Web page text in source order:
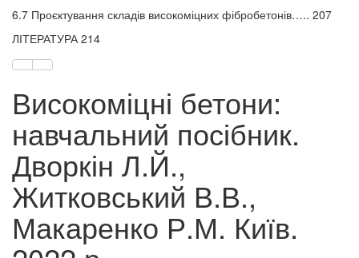
6.7 Проєктування складів високоміцних фібробетонів….. 207
ЛІТЕРАТУРА 214
Високоміцні бетони:
навчальний посібник.
Дворкін Л.Й.,
Житковський В.В.,
Макаренко Р.М. Київ.